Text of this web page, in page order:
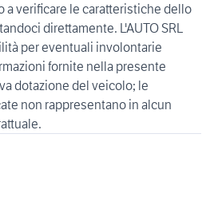
a verificare le caratteristiche dello
direttamente. L'AUTO SRL
per eventuali involontarie
fornite nella presente
dotazione del veicolo; le
non rappresentano in alcun